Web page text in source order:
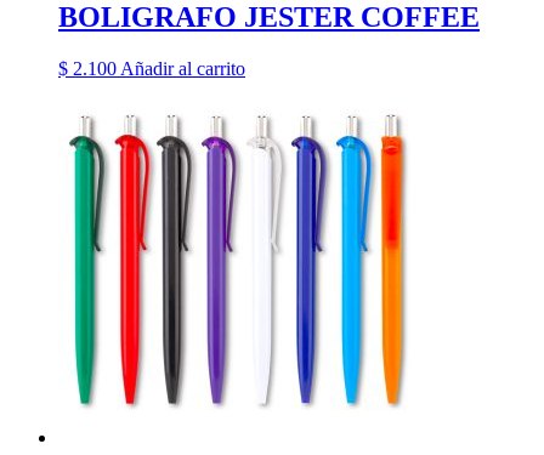
BOLIGRAFO JESTER COFFEE
$ 2.100 Añadir al carrito